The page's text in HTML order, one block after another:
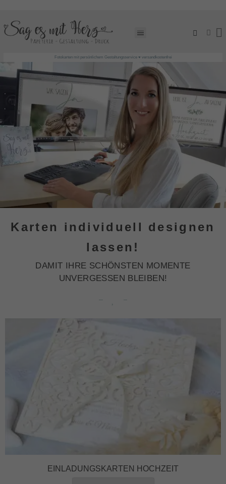
Fotokarten mit persönlichem Gestaltungsservice ♥ versandkostenfrei
EINLADUNGSKARTEN GESTALTEN LASSEN!
Karten individuell designen
lassen!
DAMIT IHRE SCHÖNSTEN MOMENTE
UNVERGESSEN BLEIBEN!
EINLADUNGSKARTEN HOCHZEIT